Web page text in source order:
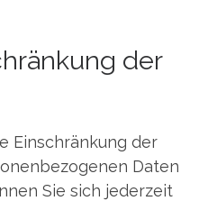
der
Einschränkung der
Daten
Sie sich jederzeit